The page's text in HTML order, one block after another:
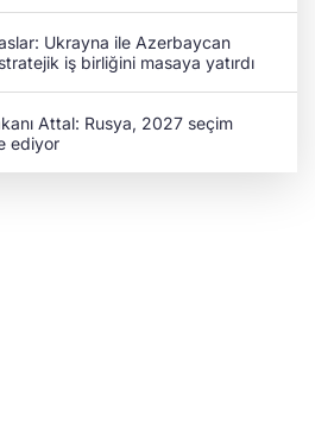
Ukrayna ile Azerbaycan
iş birliğini masaya yatırdı
Attal: Rusya, 2027 seçim
ediyor